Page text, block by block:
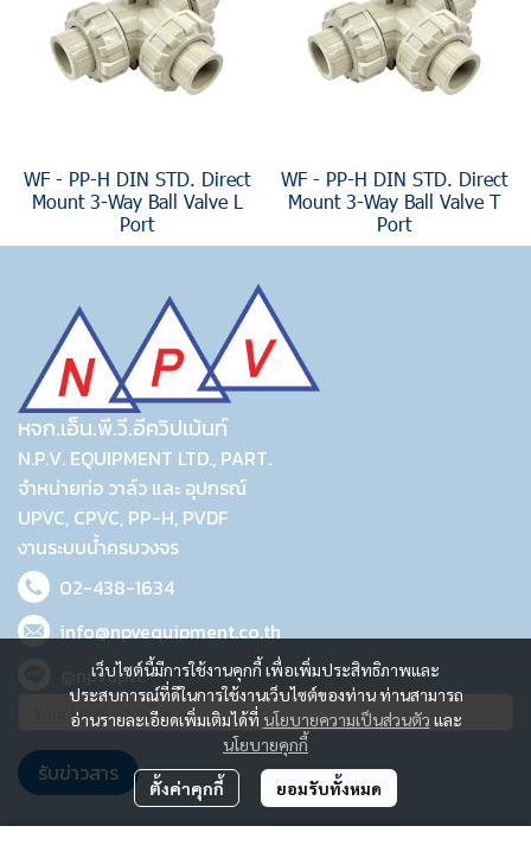
WF - PP-H DIN STD. Direct
Mount 3-Way Ball Valve L
Port
WF - PP-H DIN STD. Direct
Mount 3-Way Ball Valve T
Port
เว็บไซต์นี้มีการใช้งานคุกกี้ เพื่อเพิ่มประสิทธิภาพและ
ประสบการณ์ที่ดีในการใช้งานเว็บไซต์ของท่าน ท่านสามารถ
อ่านรายละเอียดเพิ่มเติมได้ที่ นโยบายความเป็นส่วนตัว และ
นโยบายคุกกี้
ตั้งค่าคุกกี้ ยอมรับทั้งหมด
หจก.เอ็น.พี.วี.อีควิปเม้นท์
N.P.V. EQUIPMENT LTD., PART.
จำหน่ายท่อ วาล์ว และ อุปกรณ์
UPVC, CPVC, PP-H, PVDF
งานระบบน้ำครบวงจร
02-438-1634
info@npvequipment.co.th
@npvupvc
รับข่าวสาร